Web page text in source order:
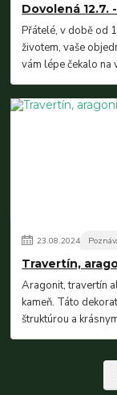
Dovolená 12.7.
Přátelé, v době od
životem, vaše
vám lépe čekalo na
23.08.2024
Travertín,
Aragonit, travertín
kameň. Táto
štruktúrou a